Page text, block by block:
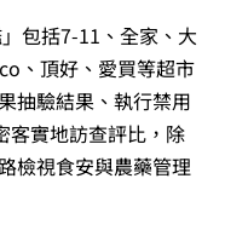
包括7-11、全家、大
、頂好、愛買等超市
抽驗結果、執行禁用
客實地訪查評比，除
檢視食安與農藥管理